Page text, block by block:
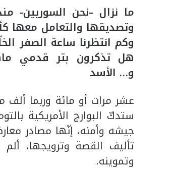
ما نزال –نحن السوريين-
وتصديقها والتعامل معها
وكم انتظرنا ساعة الصفر
هل تذكرون بتر قدمي
و… الأسد
عشر مرات أو مائة وربما ألف
ستدكّ البوارج الأمريكية
جيشه وأمنه، إنّها مصادر
تأليف القصة وترويجها،
وتموينه.